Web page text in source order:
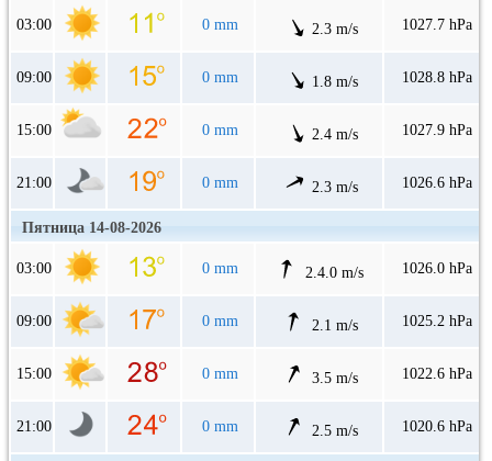
03:00 0 mm 2.3 m/s 1027.7 hPa
09:00 0 mm 1.8 m/s 1028.8 hPa
15:00 0 mm 2.4 m/s 1027.9 hPa
21:00 0 mm 2.3 m/s 1026.6 hPa
Пятница 14-08-2026
03:00 0 mm 2.4.0 m/s 1026.0 hPa
09:00 0 mm 2.1 m/s 1025.2 hPa
15:00 0 mm 3.5 m/s 1022.6 hPa
21:00 0 mm 2.5 m/s 1020.6 hPa